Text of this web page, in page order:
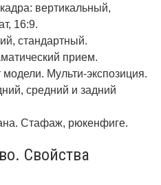
вертикальный,
16:9.
стандартный.
прием.
Мульти-экспозиция.
средний и задний
Стафаж, рюкенфиге.
Свойства